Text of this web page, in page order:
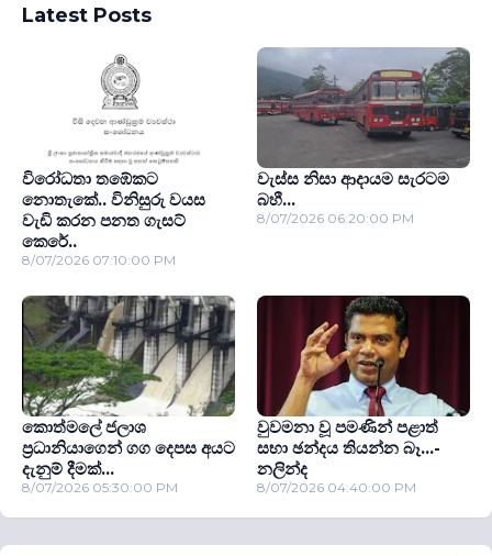
Latest Posts
විරෝධතා තඹේකට
නොතැකේ.. විනිසුරු වයස
වැඩි කරන පනත ගැසට්
කෙරේ..
8/07/2026 07:10:00 PM
වැස්ස නිසා ආදායම සැරටම
බහී...
8/07/2026 06:20:00 PM
කොත්මලේ ජලාශ
ප‍්‍රධානියාගෙන් ගග දෙපස අයට
දැනුම් දීමක්...
8/07/2026 05:30:00 PM
වුවමනා වූ පමණින් පළාත්
සභා ඡන්දය තියන්න බෑ...-
නලින්ද
8/07/2026 04:40:00 PM